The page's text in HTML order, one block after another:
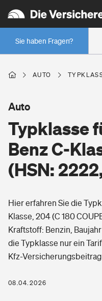
Sie haben Fragen?
Wer versichert was: Jetzt
Regionalklassen: So ist
Wer versichert was: Jetzt
Arbeitsrechtsschutz
Wohnen
Hausratversicherung
Elementarversicherung
Photovoltaik
Wärmepumpen versichern
Pri­vate Haft­pflicht­
Rechts­schutz­ver­si­che­rung
Gesundheit
Private
AUTO
Typklasse
Benz C-
(HSN:
Auto
Hier erfahren Sie die
Klasse, 204 (C 180
Kraftstoff: Benzin,
die Typklasse nur ein
Kfz-Versicherungsbeitrag
08.04.2026